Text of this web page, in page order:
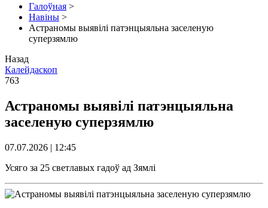
Галоўная >
Навіны >
Астраномы выявілі патэнцыяльна заселеную
суперзямлю
Назад
Калейдаскоп
763
Астраномы выявілі патэнцыяльна
заселеную суперзямлю
07.07.2026 | 12:45
Усяго за 25 светлавых гадоў ад Зямлі